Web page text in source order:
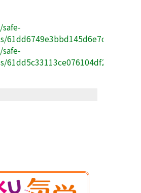
61dd6749e3bbd145d6e7c538